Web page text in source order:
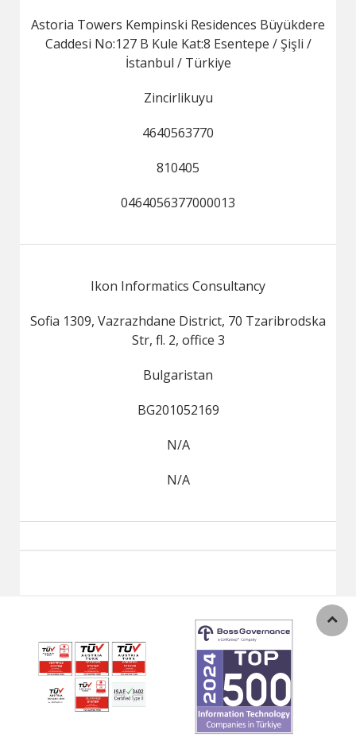
Astoria Towers Kempinski Residences Büyükdere
Caddesi No:127 B Kule Kat:8 Esentepe / Şişli /
İstanbul / Türkiye
Zincirlikuyu
4640563770
810405
0464056377000013
Ikon Informatics Consultancy
Sofia 1309, Vazrazhdane District, 70 Tzaribrodska
Str, fl. 2, office 3
Bulgaristan
BG201052169
N/A
N/A